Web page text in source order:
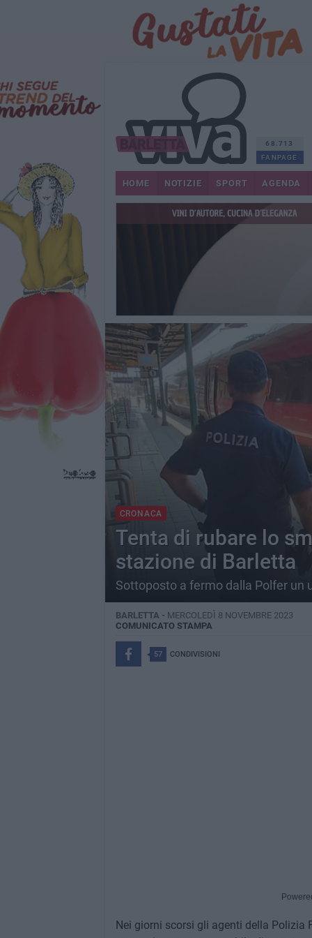
68.713
FANPAGE
HOME NOTIZIE SPORT AGENDA
CRONACA
Tenta di rubare lo
stazione di Barletta
Sottoposto a fermo dalla Polfer un
BARLETTA - MERCOLEDÌ 8 NOVEMBRE 2023
COMUNICATO STAMPA
57 CONDIVISIONI
Nei giorni scorsi gli agenti della Polizia